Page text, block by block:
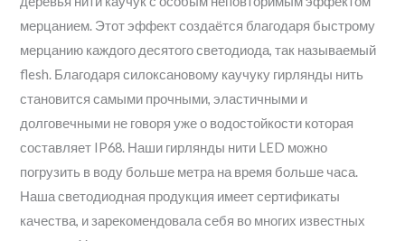
мерцанием. Этот эффект создаётся благодаря быстрому
мерцанию каждого десятого светодиода, так называемый
flesh. Благодаря силоксановому каучуку гирлянды нить
становится самыми прочными, эластичными и
долговечными не говоря уже о водостойкости которая
составляет IP68. Наши гирлянды нити LED можно
погрузить в воду больше метра на время больше часа.
Наша светодиодная продукция имеет сертификаты
качества, и зарекомендовала себя во многих известных